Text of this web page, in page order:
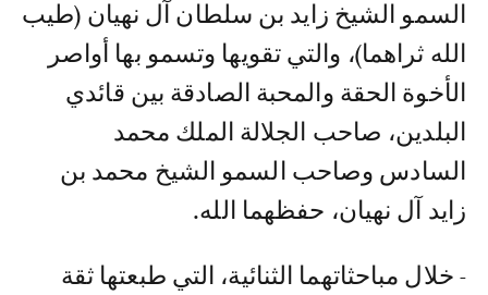
السمو الشيخ زايد بن سلطان آل نهيان (طيب
الله ثراهما)، والتي تقويها وتسمو بها أواصر
الأخوة الحقة والمحبة الصادقة بين قائدي
البلدين، صاحب الجلالة الملك محمد
السادس وصاحب السمو الشيخ محمد بن
زايد آل نهيان، حفظهما الله.
- خلال مباحثاتهما الثنائية، التي طبعتها ثقة